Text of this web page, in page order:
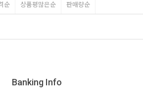
순 상품평많은순 판매량순
Banking Info